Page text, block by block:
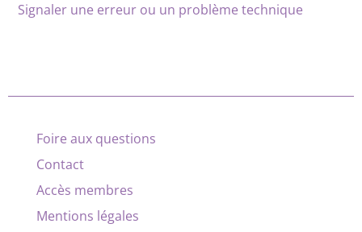
Signaler une erreur ou un problème technique
Foire aux questions
Contact
Accès membres
Mentions légales